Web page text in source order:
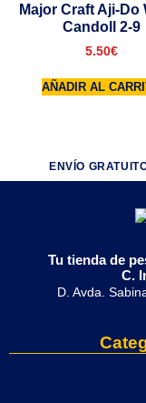
Major Craft Aji-Do
Candoll 2-9
5.50€
AÑADIR AL
ENVÍO
Tu tienda de
C.
D. Avda.